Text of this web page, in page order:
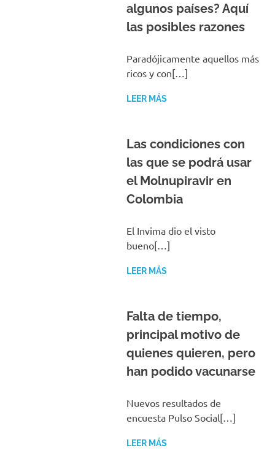
algunos países? Aquí
las posibles razones
Paradójicamente aquellos más
ricos y con[…]
LEER MÁS
Las condiciones con
las que se podrá usar
el Molnupiravir en
Colombia
El Invima dio el visto
bueno[…]
LEER MÁS
Falta de tiempo,
principal motivo de
quienes quieren, pero
han podido vacunarse
Nuevos resultados de
encuesta Pulso Social[…]
LEER MÁS